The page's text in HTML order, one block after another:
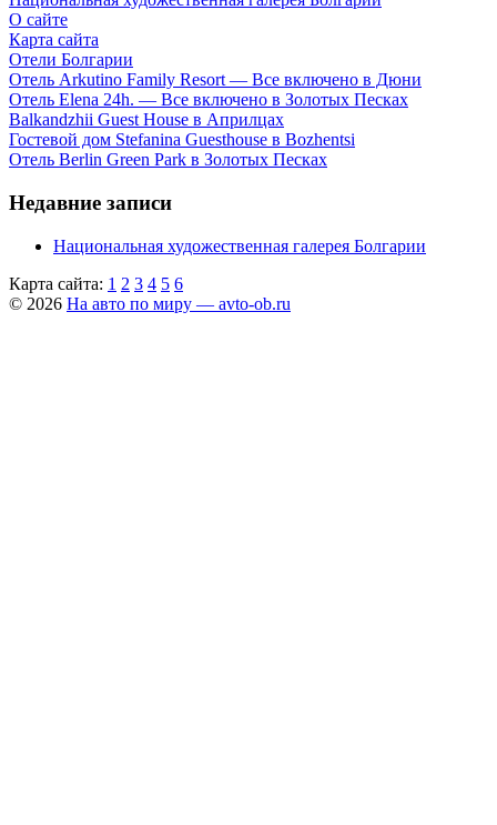
О сайте
Карта сайта
Отели Болгарии
Отель Arkutino Family Resort — Все включено в Дюни
Отель Elena 24h. — Все включено в Золотых Песках
Balkandzhii Guest House в Априлцах
Гостевой дом Stefanina Guesthouse в Bozhentsi
Отель Berlin Green Park в Золотых Песках
Недавние записи
Национальная художественная галерея Болгарии
Карта сайта: 1 2 3 4 5 6
© 2026 На авто по миру — avto-ob.ru